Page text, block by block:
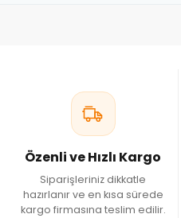
Özenli ve Hızlı Kargo
Siparişleriniz dikkatle
hazırlanır ve en kısa sürede
kargo firmasına teslim edilir.